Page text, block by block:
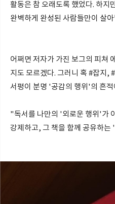
활동은 참 오래도록 했었다. 하지
완벽하게 완성된 사람들만이 살
어쩌면 저자가 가진 보그의 피쳐
지도 모르겠다. 그러니 혹 #잡지,
서평이 분명 '공감의 행위'의 흔적
"독서를 나만의 '외로운 행위'가
강제하고, 그 책을 함께 공유하